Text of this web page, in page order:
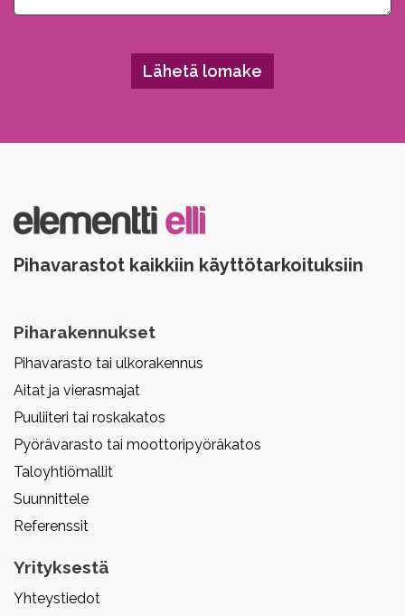
Pihavarastot kaikkiin käyttötarkoituksiin
Piharakennukset
Pihavarasto tai ulkorakennus
Aitat ja vierasmajat
Puuliiteri tai roskakatos
Pyörävarasto tai moottoripyöräkatos
Taloyhtiömallit
Suunnittele
Referenssit
Yrityksestä
Yhteystiedot